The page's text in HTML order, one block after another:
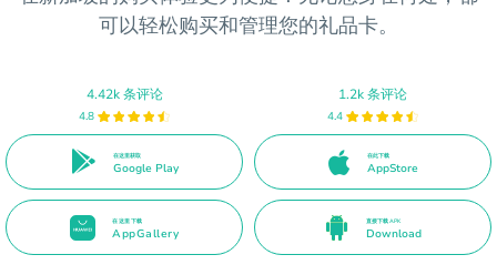
可以轻松购买和管理您的礼品卡。
4.42k 条评论
4.8
在这里获取
Google Play
1.2k 条评论
4.4
在此下载
AppStore
在这里下载
AppGallery
直接下载 APK
Download